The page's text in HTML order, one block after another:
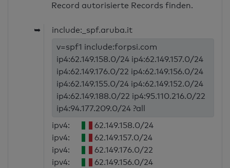
Record autorisierte Records finden.
➥
include:_spf.aruba.it
v=spf1 include:forpsi.com
ip4:62.149.158.0/24 ip4:62.149.157.0/24
ip4:62.149.176.0/22 ip4:62.149.156.0/24
ip4:62.149.155.0/24 ip4:62.149.152.0/24
ip4:62.149.188.0/22 ip4:95.110.216.0/22
ip4:94.177.209.0/24 ?all
ipv4:
62.149.158.0/24
ipv4:
62.149.157.0/24
ipv4:
62.149.176.0/22
ipv4:
62.149.156.0/24